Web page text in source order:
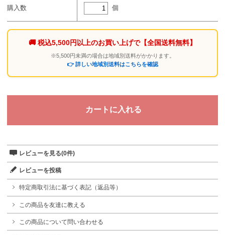
購入数 個
🚚 税込5,500円以上のお買い上げで【全国送料無料】
※5,500円未満の場合は地域別送料がかかります。
👉 詳しい地域別送料はこちらを確認
レビューを見る(0件)
レビューを投稿
特定商取引法に基づく表記（返品等）
この商品を友達に教える
この商品について問い合わせる